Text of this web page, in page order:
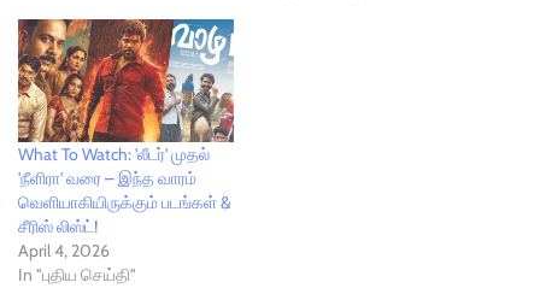
What To Watch: 'லீடர்' முதல்
'நீளிரா' வரை – இந்த வாரம்
வெளியாகியிருக்கும் படங்கள் &
சீரிஸ் லிஸ்ட்!
April 4, 2026
In "புதிய செய்தி"